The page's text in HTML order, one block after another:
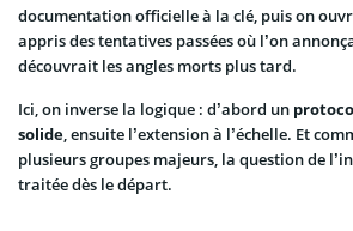
documentation officielle à la clé, puis on
appris des tentatives passées où l’on
découvrait les angles morts plus tard.
Ici, on inverse la logique : d’abord un
solide, ensuite l’extension à l’échelle. Et
plusieurs groupes majeurs, la question de
traitée dès le départ.